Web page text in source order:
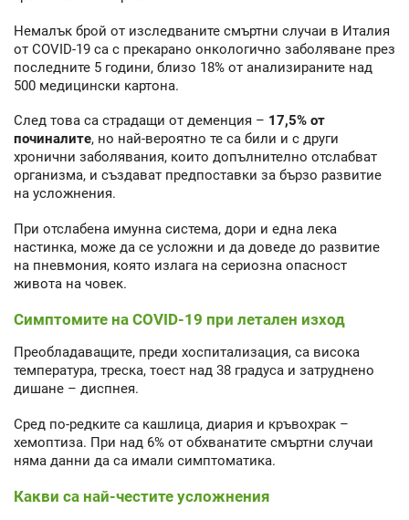
Немалък брой от изследваните смъртни случаи в Италия
от COVID-19 са с прекарано онкологично заболяване през
последните 5 години, близо 18% от анализираните над
500 медицински картона.
След това са страдащи от деменция – 17,5% от
починалите, но най-вероятно те са били и с други
хронични заболявания, които допълнително отслабват
организма, и създават предпоставки за бързо развитие
на усложнения.
При отслабена имунна система, дори и една лека
настинка, може да се усложни и да доведе до развитие
на пневмония, която излага на сериозна опасност
живота на човек.
Симптомите на COVID-19 при летален изход
Преобладаващите, преди хоспитализация, са висока
температура, треска, тоест над 38 градуса и затруднено
дишане – диспнея.
Сред по-редките са кашлица, диария и кръвохрак –
хемоптиза. При над 6% от обхванатите смъртни случаи
няма данни да са имали симптоматика.
Какви са най-честите усложнения